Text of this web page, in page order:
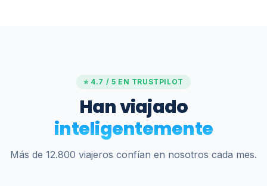
⭐ 4.7 / 5 EN TRUSTPILOT
Han viajado
inteligentemente
Más de 12.800 viajeros confían en nosotros cada mes.